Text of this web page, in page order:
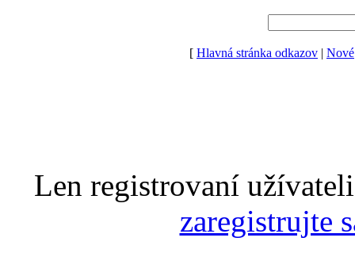
[ Hlavná stránka odkazov | Nové
Len registrovaní
zaregistrujte